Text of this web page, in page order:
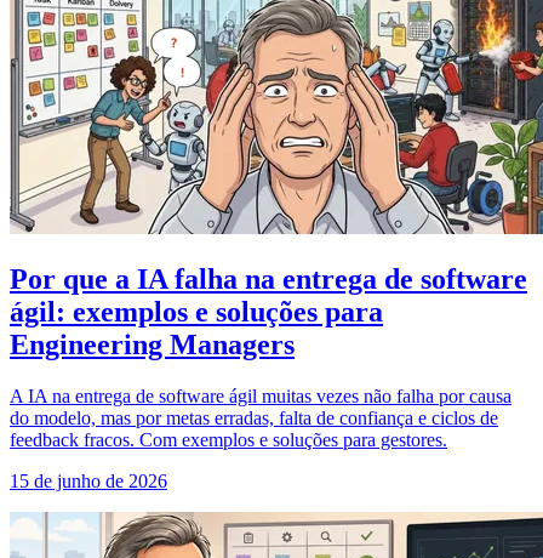
Por que a IA falha na entrega de software
ágil: exemplos e soluções para
Engineering Managers
A IA na entrega de software ágil muitas vezes não falha por causa
do modelo, mas por metas erradas, falta de confiança e ciclos de
feedback fracos. Com exemplos e soluções para gestores.
15 de junho de 2026